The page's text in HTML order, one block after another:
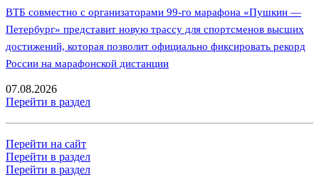
ВТБ совместно с организаторами 99-го марафона «Пушкин —
Петербург» представит новую трассу для спортсменов высших
достижений, которая позволит официально фиксировать рекорд
России на марафонской дистанции
07.08.2026
Перейти в раздел
Перейти на сайт
Перейти в раздел
Перейти в раздел